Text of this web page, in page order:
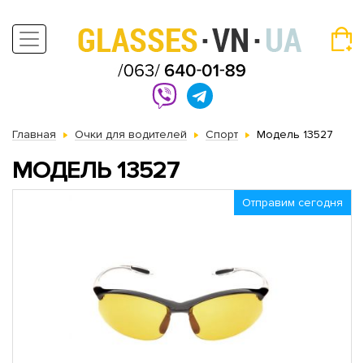
Главная Очки для водителей Спорт Модель 13527
МОДЕЛЬ 13527
Отправим сегодня